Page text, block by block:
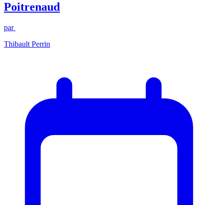
Poitrenaud
par
Thibault Perrin